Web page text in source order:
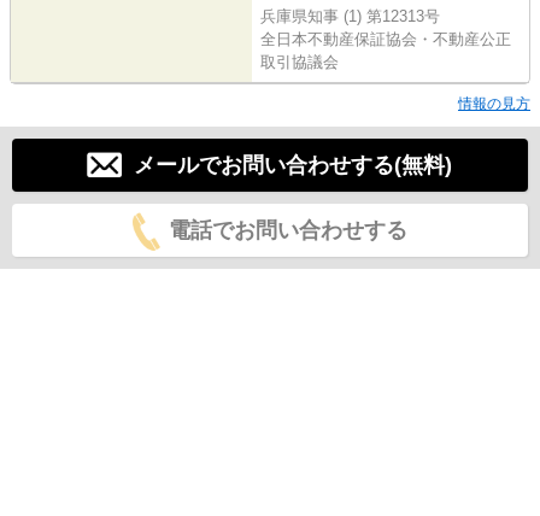
兵庫県知事 (1) 第12313号
全日本不動産保証協会・不動産公正
取引協議会
情報の見方
メールでお問い合わせする(無料)
電話でお問い合わせする